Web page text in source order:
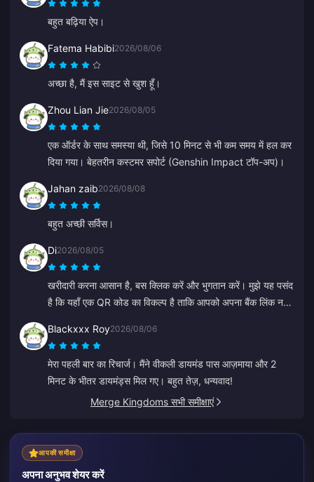
बहुत बढ़िया ऐप।
Fatema Habibi2026/08/06
अच्छा है, मैं इस साइट से खुश हूँ।
Zhou Lian Jie2026/08/05
एक ऑर्डर के साथ समस्या थी, जिसे 10 मिनट से भी कम समय में हल कर
दिया गया। बेहतरीन कस्टमर सपोर्ट (Genshin Impact टॉप-अप)।
Jahan zaib2026/08/08
बहुत अच्छी सर्विस।
Di2026/08/05
खरीदारी करना आसान है, बस क्लिक करें और भुगतान करें। मुझे यह पसंद
है कि यहाँ एक QR कोड का विकल्प है ताकि आपको अपना बैंक लिंक न
Blackxxx Roy2026/08/06
मेरा पहली बार का रिचार्ज। मैंने वीकली डायमंड पास आज़माया और 2
मिनट के भीतर डायमंड्स मिल गए। बहुत तेज़, धन्यवाद!
Merge Kingdoms सभी समीक्षाएं
आपकी समीक्षा
अपना अनुभव शेयर करें